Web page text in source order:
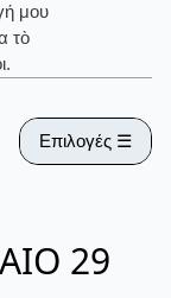
μου
τὸ
Επιλογές ☰
29